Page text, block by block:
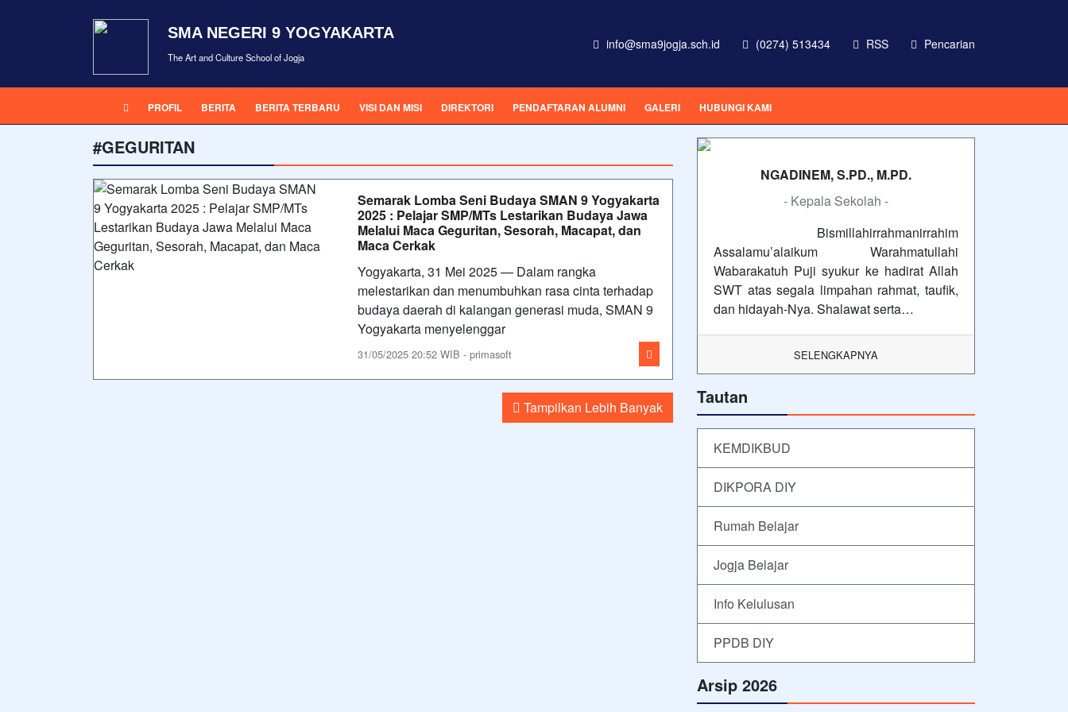
SMA NEGERI 9 YOGYAKARTA
The Art and Culture School of Jogja
info@sma9jogja.sch.id (0274) 513434 RSS Pencarian
PROFIL BERITA BERITA TERBARU VISI DAN MISI DIREKTORI PENDAFTARAN ALUMNI GALERI HUBUNGI KAMI
#GEGURITAN
Semarak Lomba Seni Budaya SMAN 9 Yogyakarta
2025 : Pelajar SMP/MTs Lestarikan Budaya Jawa
Melalui Maca Geguritan, Sesorah, Macapat, dan
Maca Cerkak
Yogyakarta, 31 Mei 2025 — Dalam rangka
melestarikan dan menumbuhkan rasa cinta terhadap
budaya daerah di kalangan generasi muda, SMAN 9
Yogyakarta menyelenggar
31/05/2025 20:52 WIB - primasoft
Tampilkan Lebih Banyak
NGADINEM, S.PD., M.PD.
- Kepala Sekolah -
Bismillahirrahmanirrahim
Assalamu’alaikum Warahmatullahi
Wabarakatuh Puji syukur ke hadirat Allah
SWT atas segala limpahan rahmat, taufik,
dan hidayah-Nya. Shalawat serta…
SELENGKAPNYA
Tautan
KEMDIKBUD
DIKPORA DIY
Rumah Belajar
Jogja Belajar
Info Kelulusan
PPDB DIY
Arsip 2026